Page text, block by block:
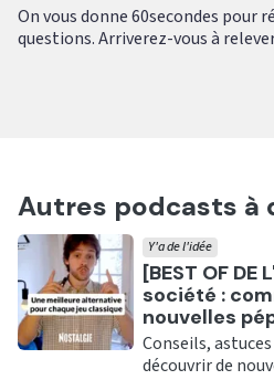
On vous donne 60secondes pour
questions. Arriverez-vous à
Autres podcasts à
Ecouter
[BEST OF DE
société :
nouvelles
Y'a de l'idée
Conseils,
découvrir de